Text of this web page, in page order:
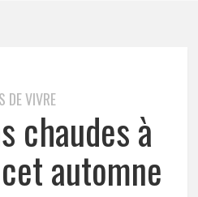
DE VIVRE
chaudes à
automne